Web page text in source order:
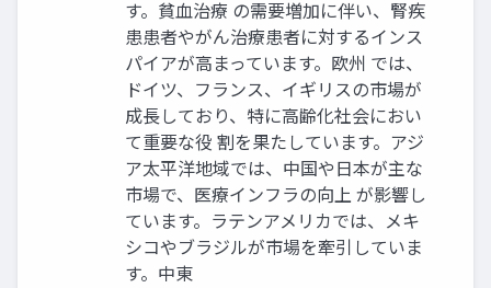
す。貧血治療 の需要増加に伴い、腎疾
患患者やがん治療患者に対するインス
パイアが高まっています。欧州 では、
ドイツ、フランス、イギリスの市場が
成長しており、特に高齢化社会におい
て重要な役 割を果たしています。アジ
ア太平洋地域では、中国や日本が主な
市場で、医療インフラの向上 が影響し
ています。ラテンアメリカでは、メキ
シコやブラジルが市場を牽引していま
す。中東